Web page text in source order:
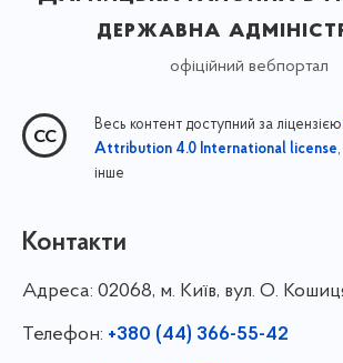
державна
офіційний вебпортал
Весь контент доступний за ліцензією
Attribution 4.0 International license
інше
Контакти
Адреса: 02068, м. Київ, вул. О.
Телефон: +380 (44) 366-55-42